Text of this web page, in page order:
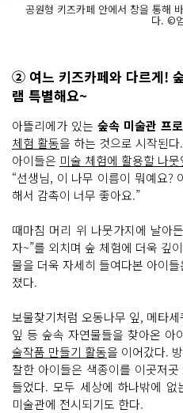
공원형 키즈카페 안에서 창을 통해
다. ©
② 여느 키즈카페와 다르게!
램 특별해요~
아뜰리에가 있는 숲속 미술관 프
체험 활동을 하는 것으로 시작된
아이들은 미술 체험에 활용할 나
“선생님, 이 나무 이름이 뭐예요?
해서 감촉이 너무 좋아요.”
때마침 머리 위 나뭇가지에 날아
자~”를 외치며 숲 체험에 더욱 깊
물을 더욱 자세히 들여다본 아이
졌다.
보물찾기처럼 오동나무 잎, 메타
잎 등 숲속 자연물들을 찾아온 아
술작품 만들기 활동을 이어갔다.
찰한 아이들은 색종이를 이곳저
들었다. 모두 세상에 하나밖에
미술관에 전시되기도 한다.